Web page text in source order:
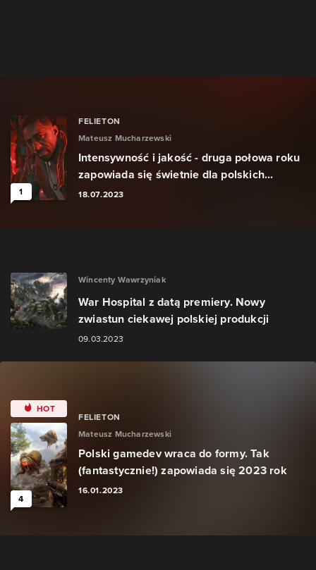
1
FELIETON
Mateusz Mucharzewski
Intensywność i jakość - druga połowa roku
zapowiada się świetnie dla polskich...
18.07.2023
Wincenty Wawrzyniak
War Hospital z datą premiery. Nowy
zwiastun ciekawej polskiej produkcji
09.03.2023
HOT
4
FELIETON
Mateusz Mucharzewski
Polski gamedev wraca do formy. Tak
(fantastycznie!) zapowiada się 2023 rok
16.01.2023